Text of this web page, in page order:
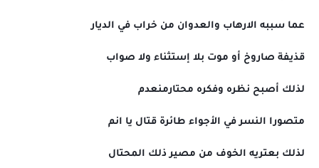
عما سببه الارهاب والعدوان من خراب في الديار
قذيفة صاروخ أو موت بلا إستثناء ولا صواب
لذلك أصبح نظره وفكره محتارمنعدم
متصورا النسر في الأجواء طائرة قتال يا انم
لذلك بعتريه الخوف من مصير ذلك المحتال